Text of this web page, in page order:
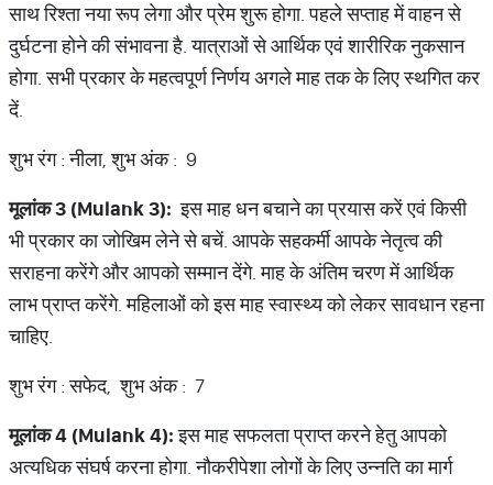
साथ रिश्‍ता नया रूप लेगा और प्रेम शुरू होगा. पहले सप्ताह में वाहन से
दुर्घटना होने की संभावना है. यात्राओं से आर्थिक एवं शारीरिक नुकसान
होगा. सभी प्रकार के महत्वपूर्ण निर्णय अगले माह तक के लिए स्थगित कर
दें.
शुभ रंग : नीला, शुभ अंक : 9
मूलांक3 (Mulank 3): इस माह धन बचाने का प्रयास करें एवं किसी
भी प्रकार का जोखिम लेने से बचें. आपके सहकर्मी आपके नेतृत्व की
सराहना करेंगे और आपको सम्मान देंगे. माह के अंतिम चरण में आर्थिक
लाभ प्राप्त करेंगे. महिलाओं को इस माह स्वास्थ्य को लेकर सावधान रहना
चाहिए.
शुभ रंग : सफेद, शुभ अंक : 7
मूलांक4 (Mulank 4):इस माह सफलता प्राप्त करने हेतु आपको
अत्यधिक संघर्ष करना होगा. नौकरीपेशा लोगों के लिए उन्नति का मार्ग